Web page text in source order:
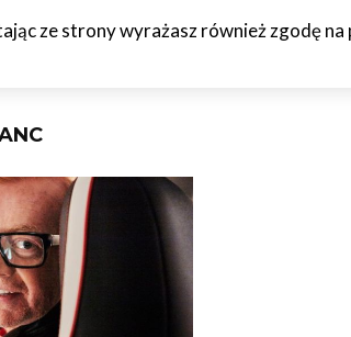
CZTERY
ze strony wyrażasz również zgodę